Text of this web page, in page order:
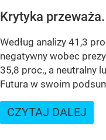
Krytyka
Według analizy 41,3
negatywny wobec
35,8 proc., a neutralny
Futura w swoim
CZYTAJ DALEJ